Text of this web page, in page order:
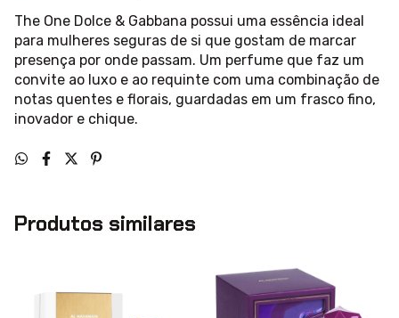
The One Dolce & Gabbana possui uma essência ideal
para mulheres seguras de si que gostam de marcar
presença por onde passam. Um perfume que faz um
convite ao luxo e ao requinte com uma combinação de
notas quentes e florais, guardadas em um frasco fino,
inovador e chique.
Produtos similares